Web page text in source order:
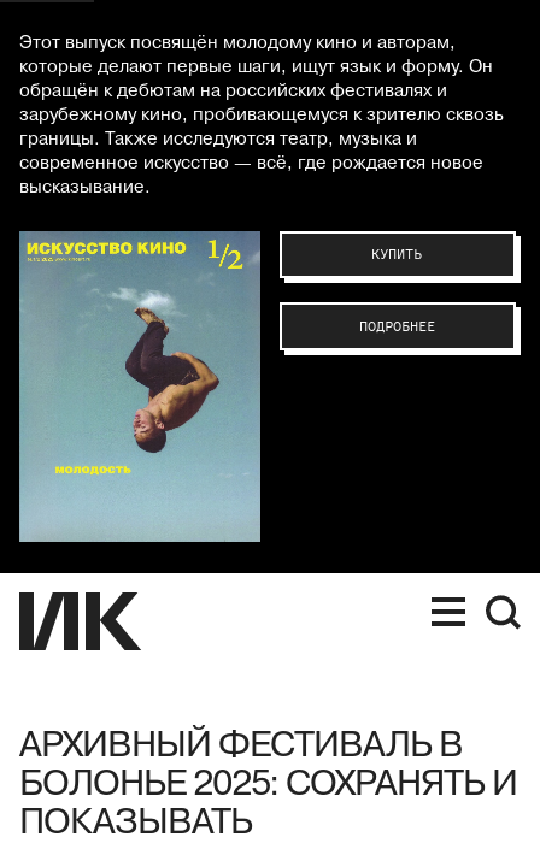
Этот выпуск посвящён молодому кино и авторам,
которые делают первые шаги, ищут язык и форму. Он
обращён к дебютам на российских фестивалях и
зарубежному кино, пробивающемуся к зрителю сквозь
границы. Также исследуются театр, музыка и
современное искусство — всё, где рождается новое
высказывание.
КУПИТЬ
ПОДРОБНЕЕ
АРХИВНЫЙ ФЕСТИВАЛЬ В
БОЛОНЬЕ 2025: СОХРАНЯТЬ И
ПОКАЗЫВАТЬ